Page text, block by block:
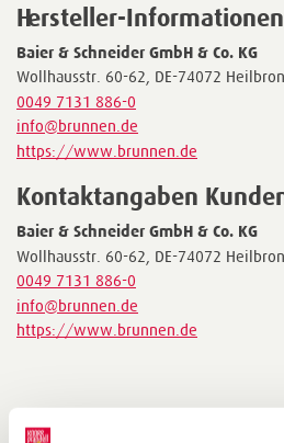
Hersteller-
Baier & Schneider GmbH & Co. KG
Wollhausstr. 60-62, DE-74072
0049 7131 886-0
info@brunnen.de
https://www.brunnen.de
Kontaktangaben
Baier & Schneider GmbH & Co. KG
Wollhausstr. 60-62, DE-74072
0049 7131 886-0
info@brunnen.de
https://www.brunnen.de